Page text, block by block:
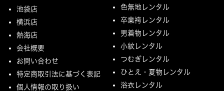
池袋店
横浜店
熱海店
会社概要
お問い合わせ
特定商取引法に基づく表記
個人情報の取り扱い
色無地レンタル
卒業袴レンタル
男着物レンタル
小紋レンタル
つむぎレンタル
ひとえ・夏物レンタル
浴衣レンタル